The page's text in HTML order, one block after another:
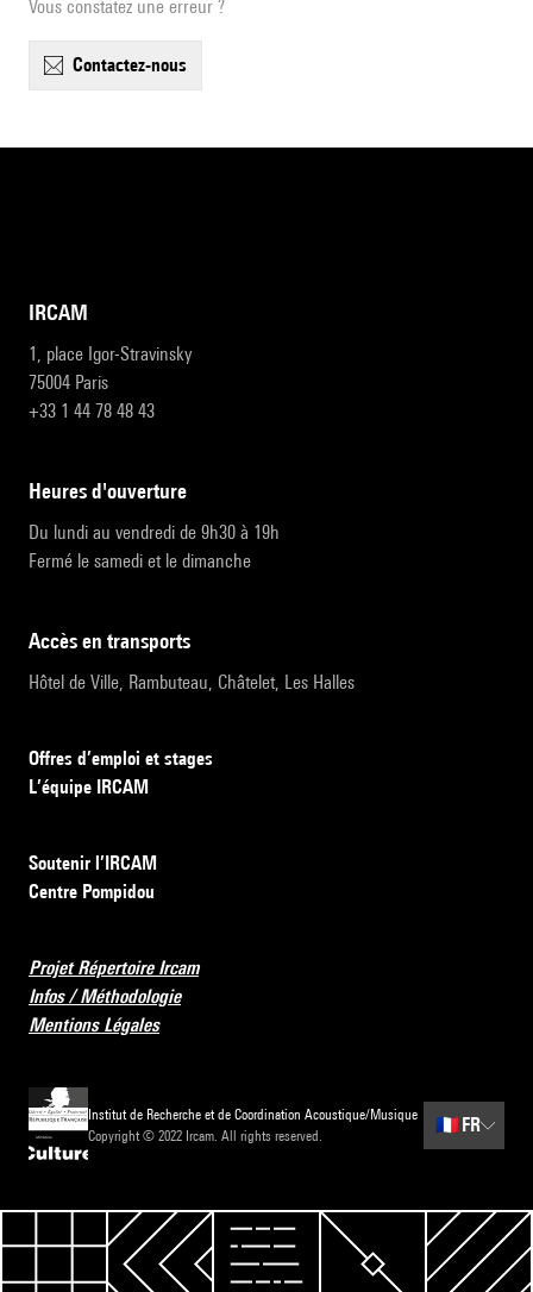
Vous constatez une erreur ?
contactez-nous
IRCAM
1, place Igor-Stravinsky
75004 Paris
+33 1 44 78 48 43
heures d'ouverture
Du lundi au vendredi de 9h30 à 19h
Fermé le samedi et le dimanche
accès en transports
Hôtel de Ville, Rambuteau, Châtelet, Les Halles
Offres d’emploi et stages
L’équipe IRCAM
Soutenir l’IRCAM
Centre Pompidou
Projet Répertoire Ircam
Infos / Méthodologie
Mentions Légales
Institut de Recherche et de Coordination Acoustique/Musique
Copyright © 2022 Ircam. All rights reserved.
🇫🇷 FR